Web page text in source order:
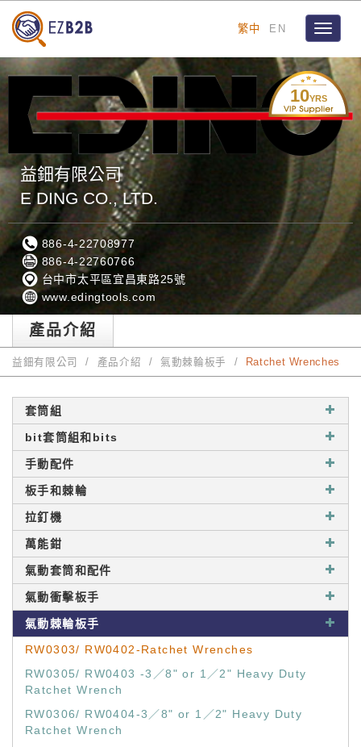
繁中 EN
Toggle
10YRS
益鈿有限公司
E DING CO., LTD.
886-4-22708977
886-4-22760766
台中市太平區宜昌東路25號
www.edingtools.com
產品介紹
益鈿有限公司 產品介紹 氣動棘輪板手 Ratchet Wrenches
套筒組
bit套筒組和bits
手動配件
板手和棘輪
拉釘機
萬能鉗
氣動套筒和配件
氣動衝擊板手
氣動棘輪板手
RW0303/ RW0402-Ratchet Wrenches
RW0305/ RW0403 -3／8" or 1／2" Heavy Duty
Ratchet Wrench
RW0306/ RW0404-3／8" or 1／2" Heavy Duty
Ratchet Wrench